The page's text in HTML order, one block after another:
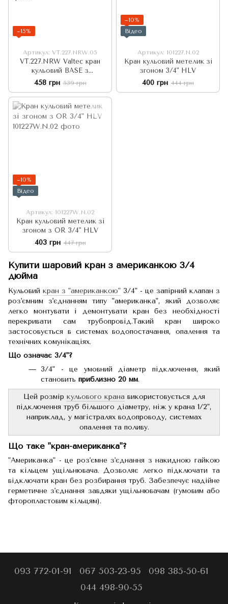
−15%
Артикул: VT.227.NRW.05
VT.227.NRW Valtec кран
кульовий BASE з
напівзгоном і додатковим
ущільнювачем, білий
'метелик'
458 грн 539 грн
−10%
Відео
Артикул: 101227.N.02
Кран кульовий метелик зі
згоном 3/4" HLV
400 грн 444 грн
−10%
Відео
Артикул: 101227W.N.02
Кран кульовий метелик зі
згоном з OR 3/4" HLV
403 грн 447 грн
Купити шаровий кран з американкою 3/4
дюйма
Кульовий кран з "американкою" 3/4" - це запірний клапан з
роз'ємним з'єднанням типу "американка", який дозволяє
легко монтувати і демонтувати кран без необхідності
перекривати сам трубопровід.Такий кран широко
застосовується в системах водопостачання, опалення та
технічних комунікаціях.
Що означає 3/4"?
3/4" - це умовний діаметр підключення, який
становить приблизно 20 мм.
Цей розмір кульового крана використовується для
підключення труб більшого діаметру, ніж у крана 1/2",
наприклад, у магістралях водопроводу, системах
опалення та поливу.
Що таке "кран-американка"?
"Американка" - це роз'ємне з'єднання з накидною гайкою
та кільцем ущільнювача. Дозволяє легко підключати та
відключати кран без розбирання труб. Забезпечує надійне
герметичне з'єднання завдяки ущільнювачам (гумовим або
фторопластовим кільцям).
093 772-01-91 067 503-23-95
098 385-50-61
044 498-90-55